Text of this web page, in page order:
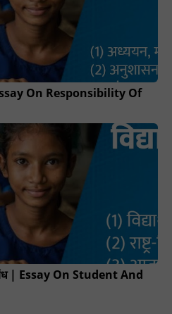
| Essay On Responsibility Of
निबंध | Essay On Student And